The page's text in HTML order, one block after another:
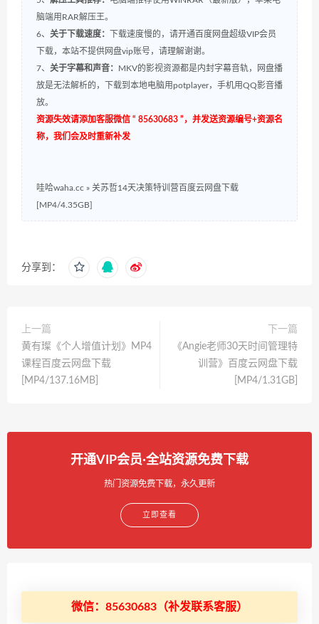
脑端用RAR解压王。
6、 关于下载速度：
下载速度慢的，请开通百度网盘超级VIP会员
下载，本站不提供网盘vip账号，请理解谢谢。
7、 关于字幕和声音： MKV的影视资源都是内封字幕音轨，网盘播
放是无法解析的，下载到本地电脑用potplayer，手机用QQ影音播
放。
资源失效请添加客服微信 “ 85630683 ”，并发送资源编号+资源名
称，我们会及时重新补发
哇哈waha.cc » 关苏哲14天决策特训营百度云网盘下载
[MP4/4.35GB]
分享到：
上一篇
黄有璨《个人增值计划》MP4
课程百度云网盘下载
[MP4/137.16MB]
下一篇
《Angie老师30天时间管理特
训营》百度云网盘下载
[MP4/1.31GB]
开通VIP会员·全站资源免费下载
热门资源免费下载，永久更新
立即查看
微信：85630683（补发联系客服）